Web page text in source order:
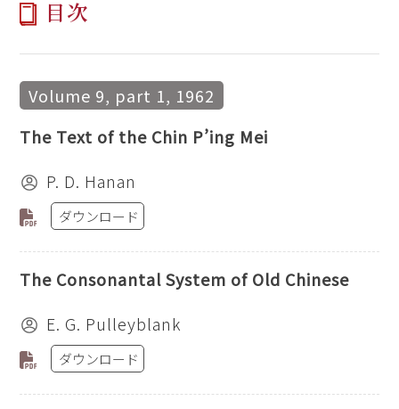
目次
Volume 9, part 1, 1962
The Text of the Chin P’ing Mei
P. D. Hanan
ダウンロード
The Consonantal System of Old Chinese
E. G. Pulleyblank
ダウンロード